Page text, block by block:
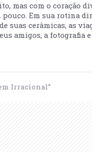
mas com o coração
pouco. Em sua rotina
suas cerâmicas, as
amigos, a fotografia
Irracional”